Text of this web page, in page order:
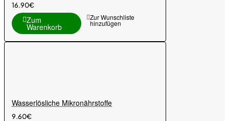
16.90€
Zum
Warenkorb
Zur Wunschliste
hinzufügen
Wasserlösliche Mikronährstoffe
9.60€